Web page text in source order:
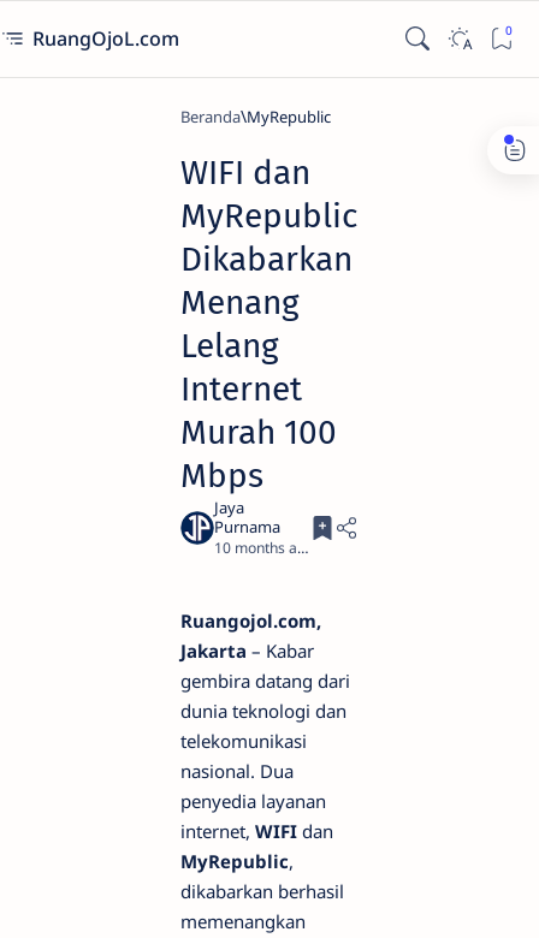
RuangOjoL.com
Beranda MyRepublic
WIFI dan
MyRepublic
Dikabarkan
Menang
Lelang
Internet
Murah 100
Mbps
10 months ago
Ruangojol.com,
Jakarta – Kabar
gembira datang dari
dunia teknologi dan
telekomunikasi
nasional. Dua
penyedia layanan
internet, WIFI dan
MyRepublic,
dikabarkan berhasil
memenangkan